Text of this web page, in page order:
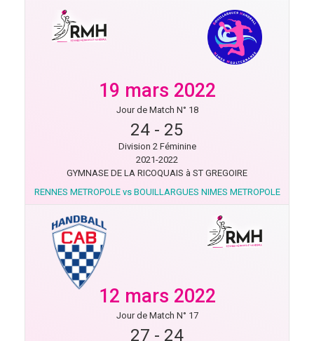
19 mars 2022
Jour de Match N° 18
24 - 25
Division 2 Féminine
2021-2022
GYMNASE DE LA RICOQUAIS à ST GREGOIRE
RENNES METROPOLE vs BOUILLARGUES NIMES METROPOLE
12 mars 2022
Jour de Match N° 17
27 - 24